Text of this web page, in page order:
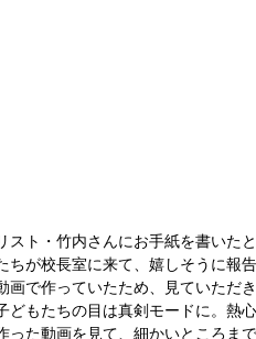
ト・竹内さんにお手紙を書いた
が校長室に来て、嬉しそうに報
で作っていたため、見ていただ
もたちの目は真剣モードに。熱
た動画を見て、細かいところま